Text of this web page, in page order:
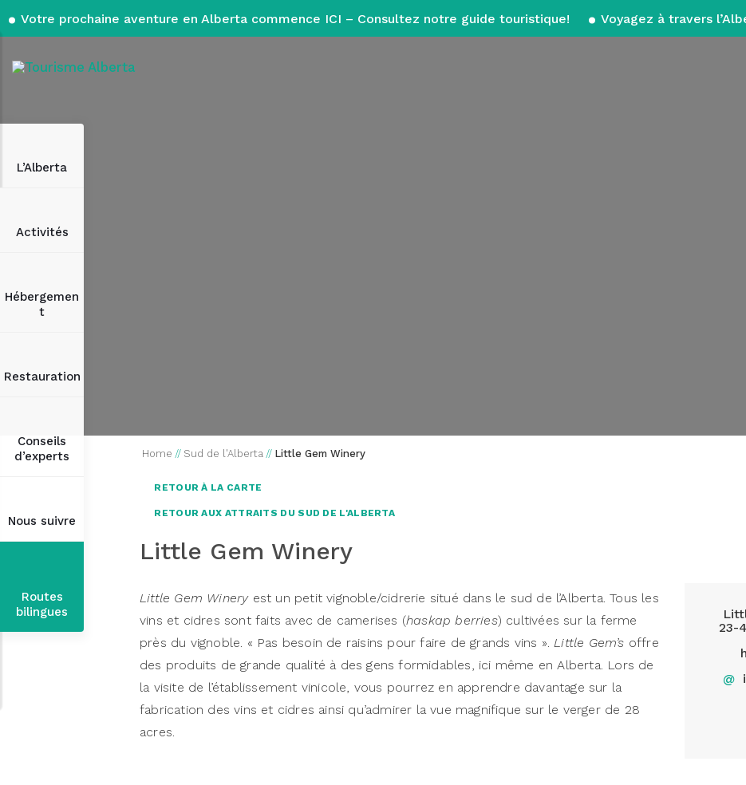
Votre prochaine aventure en Alberta commence ICI – Consultez notre guide touristique! Voyagez à travers
L’Alberta
Activités
Hébergemen
t
Restauration
Conseils
d’experts
Nous suivre
Routes
bilingues
Home // Sud de l'Alberta // Little Gem Winery
RETOUR À LA CARTE
RETOUR AUX ATTRAITS DU SUD DE L'ALBERTA
Little Gem Winery
Little Gem Wineryest un petit vignoble/cidrerie situé dans le sud de l’Alberta. Tous les
vins et cidres sont faits avec de camerises (haskap berries) cultivées sur la ferme
près du vignoble. « Pas besoin de raisins pour faire de grands vins ».Little Gem’s offre
des produits de grande qualité à des gens formidables, ici même en Alberta. Lors de
la visite de l’établissement vinicole, vous pourrez en apprendre davantage sur la
fabrication des vins et cidres ainsi qu’admirer la vue magnifique sur le verger de 28
acres.
23-
@